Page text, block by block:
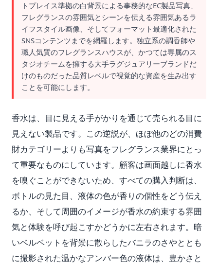
トプレイス準拠の白背景による事務的なEC製品写真、
フレグランスの雰囲気とシーンを伝える雰囲気あるラ
イフスタイル画像、そしてフォーマット最適化された
SNSコンテンツまでを網羅します。独立系の調香師や
職人気質のフレグランスハウスが、かつては専属のス
タジオチームを擁する大手ラグジュアリーブランドだ
けのものだった品質レベルで視覚的な資産を生み出す
ことを可能にします。
香水は、目に見える手がかりを通じて売られる目に
見えない製品です。この逆説が、ほぼ他のどの消費
財カテゴリーよりも写真をフレグランス業界にとっ
て重要なものにしています。顧客は画面越しに香水
を嗅ぐことができないため、すべての購入判断は、
ボトルの見た目、液体の色が香りの個性をどう伝え
るか、そして周囲のイメージが香水の約束する雰囲
気と体験を呼び起こすかどうかに左右されます。暗
いベルベットを背景に散らしたバニラのさやととも
に撮影された温かなアンバー色の液体は、豊かさと